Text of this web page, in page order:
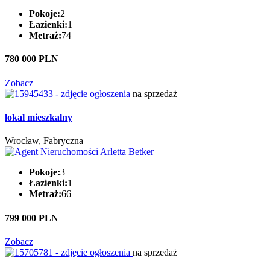
Pokoje:2
Łazienki:1
Metraż:74
780 000 PLN
Zobacz
na sprzedaż
lokal mieszkalny
Wrocław, Fabryczna
Pokoje:3
Łazienki:1
Metraż:66
799 000 PLN
Zobacz
na sprzedaż